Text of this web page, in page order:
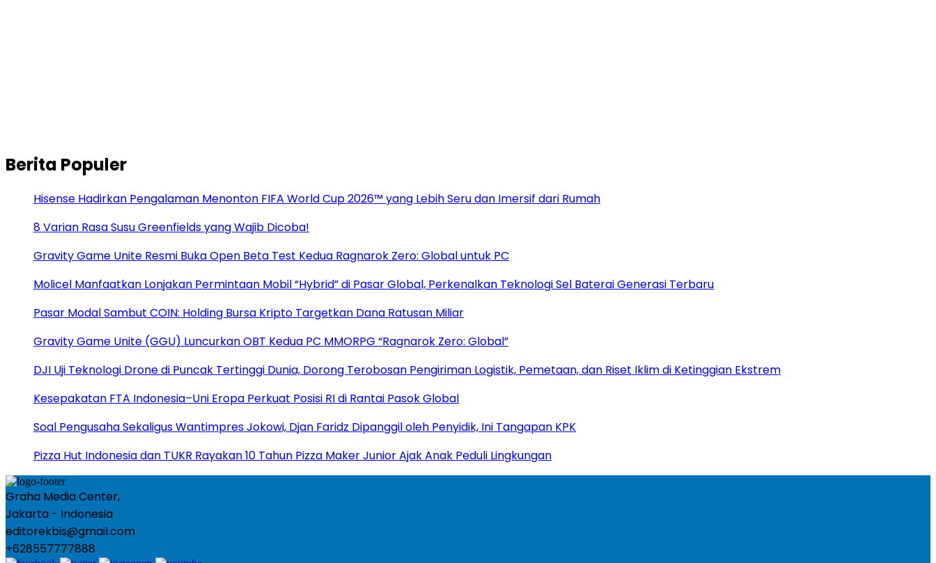
Berita Populer
Hisense Hadirkan Pengalaman Menonton FIFA World Cup 2026™ yang Lebih Seru dan Imersif dari Rumah
8 Varian Rasa Susu Greenfields yang Wajib Dicoba!
Gravity Game Unite Resmi Buka Open Beta Test Kedua Ragnarok Zero: Global untuk PC
Molicel Manfaatkan Lonjakan Permintaan Mobil “Hybrid” di Pasar Global, Perkenalkan Teknologi Sel Baterai Generasi Terbaru
Pasar Modal Sambut COIN: Holding Bursa Kripto Targetkan Dana Ratusan Miliar
Gravity Game Unite (GGU) Luncurkan OBT Kedua PC MMORPG “Ragnarok Zero: Global”
DJI Uji Teknologi Drone di Puncak Tertinggi Dunia, Dorong Terobosan Pengiriman Logistik, Pemetaan, dan Riset Iklim di Ketinggian Ekstrem
Kesepakatan FTA Indonesia–Uni Eropa Perkuat Posisi RI di Rantai Pasok Global
Soal Pengusaha Sekaligus Wantimpres Jokowi, Djan Faridz Dipanggil oleh Penyidik, Ini Tangapan KPK
Pizza Hut Indonesia dan TUKR Rayakan 10 Tahun Pizza Maker Junior Ajak Anak Peduli Lingkungan
Graha Media Center,
Jakarta - Indonesia
editorekbis@gmail.com
+628557777888